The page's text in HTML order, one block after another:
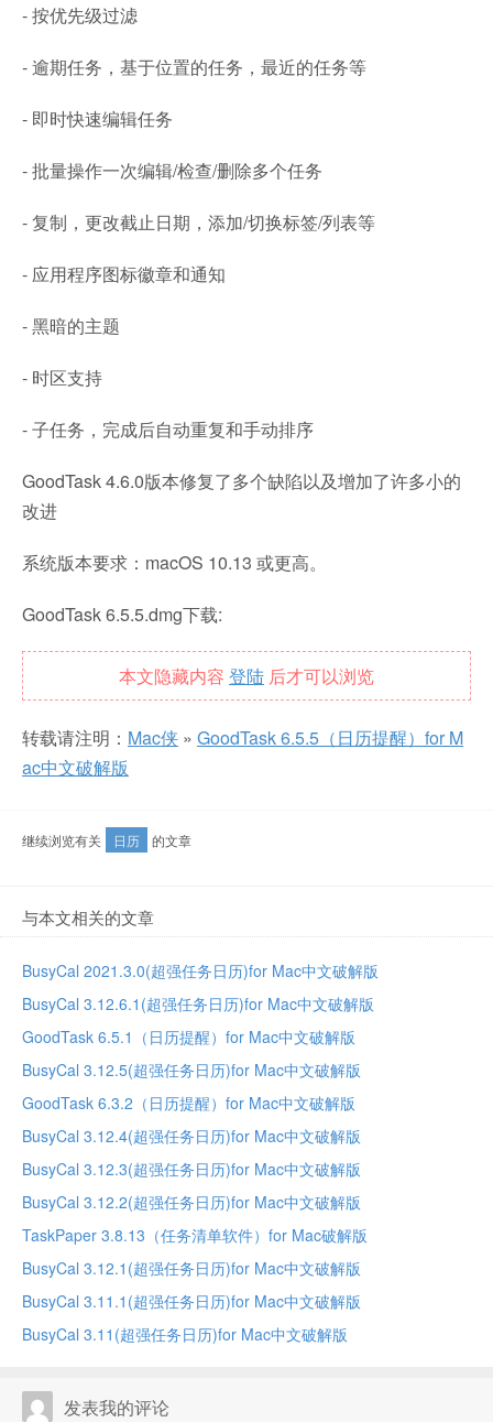
- 按优先级过滤
- 逾期任务，基于位置的任务，最近的任务等
- 即时快速编辑任务
- 批量操作一次编辑/检查/删除多个任务
- 复制，更改截止日期，添加/切换标签/列表等
- 应用程序图标徽章和通知
- 黑暗的主题
- 时区支持
- 子任务，完成后自动重复和手动排序
GoodTask 4.6.0版本修复了多个缺陷以及增加了许多小的
改进
系统版本要求：macOS 10.13 或更高。
GoodTask 6.5.5.dmg下载:
本文隐藏内容 登陆 后才可以浏览
转载请注明： Mac侠 » GoodTask 6.5.5（日历提醒）for M
ac中文破解版
继续浏览有关 日历 的文章
与本文相关的文章
BusyCal 2021.3.0(超强任务日历)for Mac中文破解版
BusyCal 3.12.6.1(超强任务日历)for Mac中文破解版
GoodTask 6.5.1（日历提醒）for Mac中文破解版
BusyCal 3.12.5(超强任务日历)for Mac中文破解版
GoodTask 6.3.2（日历提醒）for Mac中文破解版
BusyCal 3.12.4(超强任务日历)for Mac中文破解版
BusyCal 3.12.3(超强任务日历)for Mac中文破解版
BusyCal 3.12.2(超强任务日历)for Mac中文破解版
TaskPaper 3.8.13（任务清单软件）for Mac破解版
BusyCal 3.12.1(超强任务日历)for Mac中文破解版
BusyCal 3.11.1(超强任务日历)for Mac中文破解版
BusyCal 3.11(超强任务日历)for Mac中文破解版
发表我的评论